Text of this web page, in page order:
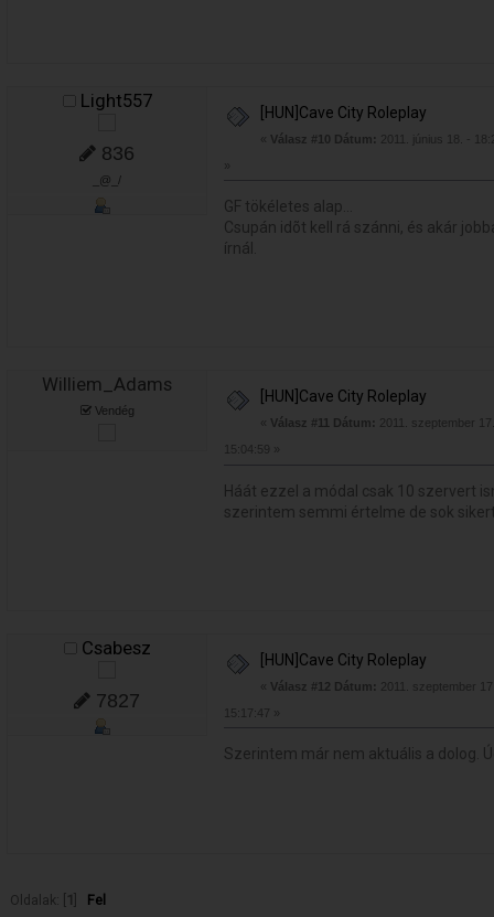
Light557
836
_@_/
[HUN]Cave City Roleplay
« Válasz #10 Dátum:
2011. június 18. -
»
GF tökéletes alap...
Csupán idõt kell rá szánni, és akár
írnál.
Williem_Adams
Vendég
[HUN]Cave City Roleplay
« Válasz #11 Dátum:
2011. szeptember
15:04:59 »
Háát ezzel a módal csak 10 szervert
szerintem semmi értelme de sok
Csabesz
7827
[HUN]Cave City Roleplay
« Válasz #12 Dátum:
2011. szeptember
15:17:47 »
Szerintem már nem aktuális a dolog.
Oldalak: [ 1 Fel